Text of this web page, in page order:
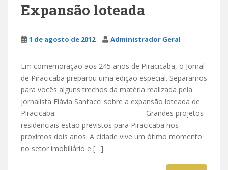
Expansão loteada
1 de agosto de 2012 Administrador Geral
Em comemoração aos 245 anos de Piracicaba, o Jornal
de Piracicaba preparou uma edição especial. Separamos
para vocês alguns trechos da matéria realizada pela
jornalista Flávia Santacci sobre a expansão loteada de
Piracicaba. ——————————— Grandes projetos
residenciais estão previstos para Piracicaba nos
próximos dois anos. A cidade vive um ótimo momento
no setor imobiliário e […]